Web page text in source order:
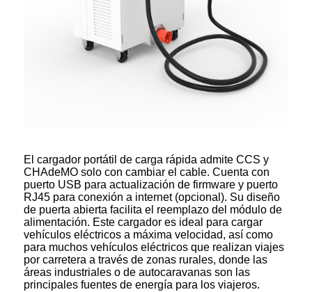
El cargador portátil de carga rápida admite CCS y
CHAdeMO solo con cambiar el cable. Cuenta con
puerto USB para actualización de firmware y puerto
RJ45 para conexión a internet (opcional). Su diseño
de puerta abierta facilita el reemplazo del módulo de
alimentación. Este cargador es ideal para cargar
vehículos eléctricos a máxima velocidad, así como
para muchos vehículos eléctricos que realizan viajes
por carretera a través de zonas rurales, donde las
áreas industriales o de autocaravanas son las
principales fuentes de energía para los viajeros.